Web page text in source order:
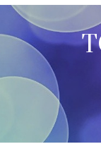
Skip
content